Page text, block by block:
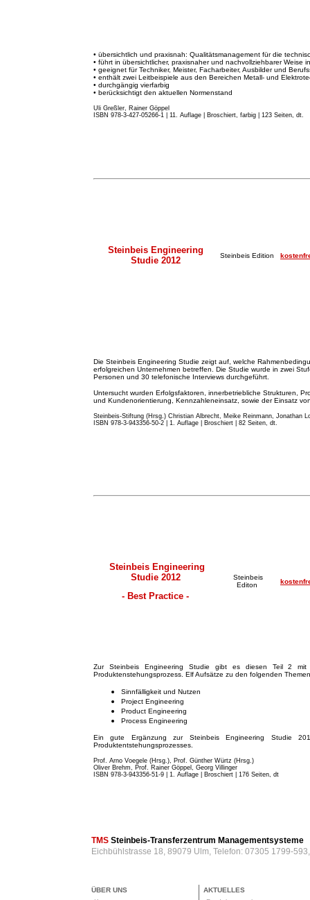
• übersichtlich und praxisnah: Qualitätsmanagement für die
• führt in übersichtlicher, praxisnaher und nachvollziehbarer Weise
• geeignet für Techniker, Meister, Facharbeiter, Ausbilder und
• enthält zwei Leitbeispiele aus den Bereichen Metall- und
• durchgängig vierfarbig
• berücksichtigt den aktuellen Normenstand
Uli Greßler, Rainer Göppel
ISBN 978-3-427-05266-1 | 11. Auflage
Broschiert, farbig | 123 Seiten, dt.
Steinbeis Engineering
Studie 2012
Steinbeis Edition
Die Steinbeis Engineering Studie zeigt auf, welche
erfolgreichen Unternehmen betreffen. Die Studie wurde in zwei
Personen und 30 telefonische Interviews durchgeführt.
Untersucht wurden Erfolgsfaktoren, innerbetriebliche Strukturen,
und Kundenorientierung, Kennzahleneinsatz, sowie der Einsatz
Steinbeis-Stiftung (Hrsg.) Christian Albrecht, Meike Reinmann, Jonathan
ISBN 978-3-943356-50-2 | 1. Auflage | Broschiert | 82 Seiten, dt.
Steinbeis Engineering
Studie 2012
- Best Practice -
Steinbeis
Editon
Zur Steinbeis Engineering Studie gibt es diesen Teil 2 mit
Produktenstehungsprozess. Elf Aufsätze zu den folgenden
Sinnfälligkeit und Nutzen
Project Engineering
Product Engineering
Process Engineering
Ein gute Ergänzung zur Steinbeis Engineering Studie
Produktentstehungsprozesses.
Prof. Arno Voegele (Hrsg.), Prof. Günther Würtz (Hrsg.)
Oliver Brehm, Prof. Rainer Göppel, Georg Villinger
ISBN 978-3-943356-51-9 | 1. Auflage | Broschiert
| 176 Seiten, dt
TMS Steinbeis-Transferzentrum Managementsysteme
Eichbühlstrasse 18, 89079 Ulm, Telefon: 07305 1799-
ÜBER UNS
AKTUELLES